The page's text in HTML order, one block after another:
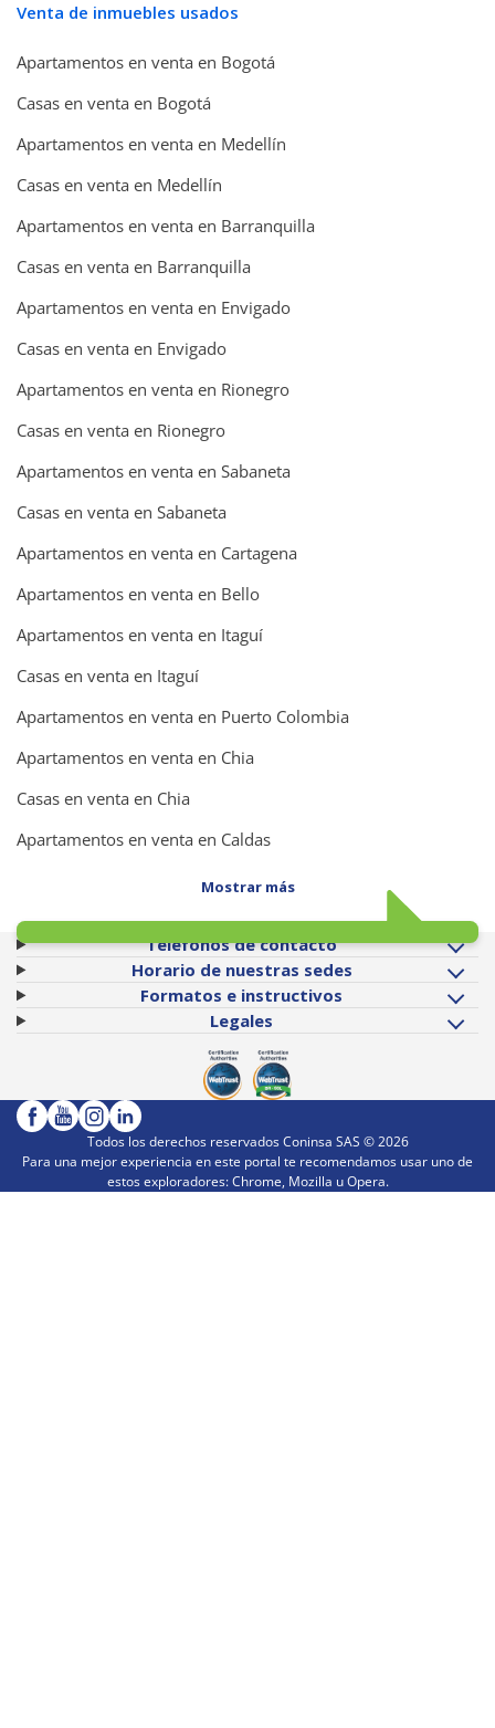
Venta de inmuebles usados
Apartamentos en venta en Bogotá
Casas en venta en Bogotá
Apartamentos en venta en Medellín
Casas en venta en Medellín
Apartamentos en venta en Barranquilla
Casas en venta en Barranquilla
Apartamentos en venta en Envigado
Casas en venta en Envigado
Apartamentos en venta en Rionegro
Casas en venta en Rionegro
Apartamentos en venta en Sabaneta
Casas en venta en Sabaneta
Apartamentos en venta en Cartagena
Apartamentos en venta en Bello
Apartamentos en venta en Itaguí
Casas en venta en Itaguí
Apartamentos en venta en Puerto Colombia
Apartamentos en venta en Chia
Casas en venta en Chia
Apartamentos en venta en Caldas
Mostrar más
Teléfonos de contacto
Horario de nuestras sedes
Formatos e instructivos
Legales
Todos los derechos reservados Coninsa SAS ©2026
Para una mejor experiencia en este portal te recomendamos usar uno de
estos exploradores: Chrome, Mozilla u Opera.